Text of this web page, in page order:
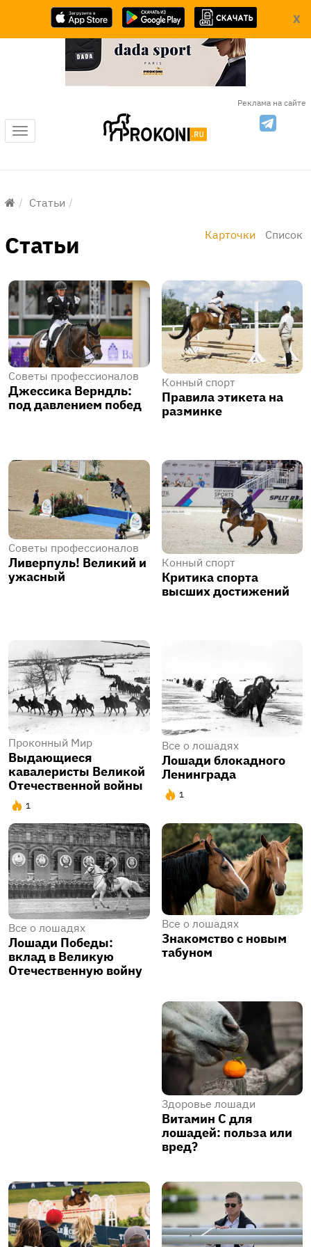
X
Реклама на сайте
Меню
Статьи
Статьи Карточки Список
Советы профессионалов
Джессика Верндль:
под давлением побед
Конный спорт
Правила этикета на
разминке
Советы профессионалов
Ливерпуль! Великий и
ужасный
Конный спорт
Критика спорта
высших достижений
Проконный Мир
Выдающиеся
кавалеристы Великой
Отечественной войны
1
Все о лошадях
Лошади блокадного
Ленинграда
1
Все о лошадях
Лошади Победы:
вклад в Великую
Отечественную войну
Все о лошадях
Знакомство с новым
табуном
Здоровье лошади
Витамин С для
лошадей: польза или
вред?